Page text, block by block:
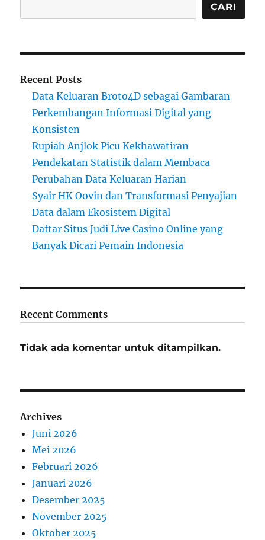
CARI
Recent Posts
Data Keluaran Broto4D sebagai Gambaran
Perkembangan Informasi Digital yang
Konsisten
Rupiah Anjlok Picu Kekhawatiran
Pendekatan Statistik dalam Membaca
Perubahan Data Keluaran Harian
Syair HK Oovin dan Transformasi Penyajian
Data dalam Ekosistem Digital
Daftar Situs Judi Live Casino Online yang
Banyak Dicari Pemain Indonesia
Recent Comments
Tidak ada komentar untuk ditampilkan.
Archives
Juni 2026
Mei 2026
Februari 2026
Januari 2026
Desember 2025
November 2025
Oktober 2025